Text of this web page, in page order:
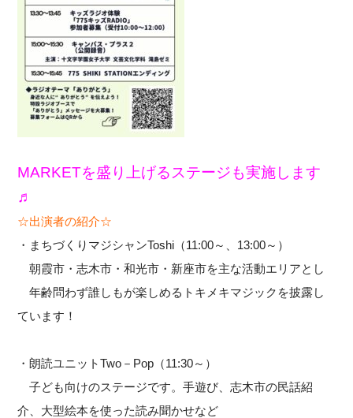
MARKETを盛り上げるステージも実施します
♬
☆出演者の紹介☆
・まちづくりマジシャンToshi（11:00～、13:00～）
朝霞市・志木市・和光市・新座市を主な活動エリアとし
年齢問わず誰しもが楽しめるトキメキマジックを披露し
ています！
・朗読ユニットTwo－Pop（11:30～）
子ども向けのステージです。手遊び、志木市の民話紹
介、大型絵本を使った読み聞かせなど